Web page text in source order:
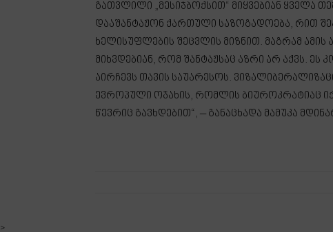
გათვლილი „მესიჯბოქსით“ მიყვებიან ყველა
დააშანტაჟონ ქართული საზოგადოება, რით
ხელისუფლების შეცვლის მიზნით. მაგრამ ამის
მიხვდებიან, რომ შანტაჟსაც აზრი არ აქვს.
აირჩევს თავის საუარესოს.
ევროპული ოჯახის, რომლის ბიუროკრატიაც
წევრიც გავხდებით“, – განაცხადა მამუკა
>